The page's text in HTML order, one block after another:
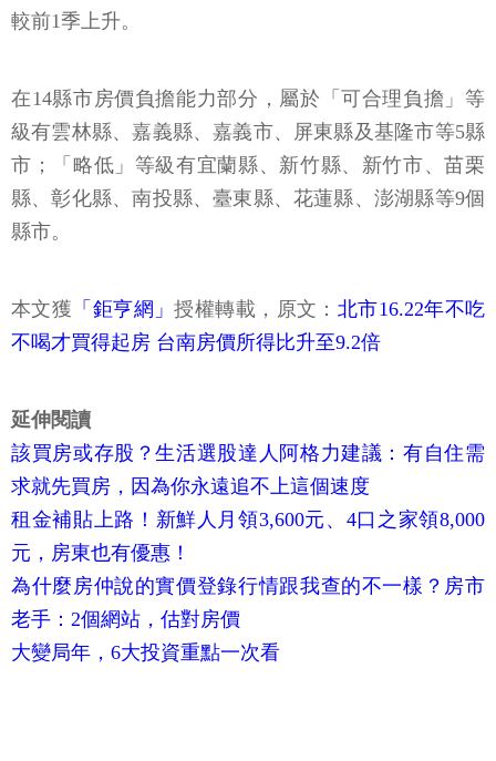
較前1季上升。
在14縣市房價負擔能力部分，屬於「可合理負擔」等
級有雲林縣、嘉義縣、嘉義市、屏東縣及基隆市等5縣
市；「略低」等級有宜蘭縣、新竹縣、新竹市、苗栗
縣、彰化縣、南投縣、臺東縣、花蓮縣、澎湖縣等9個
縣市。
本文獲 「鉅亨網」授權轉載，原文： 北市16.22年不吃
不喝才買得起房 台南房價所得比升至9.2倍
延伸閱讀
該買房或存股？生活選股達人阿格力建議：有自住需
求就先買房，因為你永遠追不上這個速度
租金補貼上路！新鮮人月領3,600元、4口之家領8,000
元，房東也有優惠！
為什麼房仲說的實價登錄行情跟我查的不一樣？房市
老手：2個網站，估對房價
大變局年，6大投資重點一次看